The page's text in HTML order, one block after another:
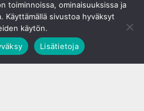
toiminnoissa, ominaisuuksissa ja
Käyttämällä sivustoa hyväksyt
käytön.
Lisätietoja